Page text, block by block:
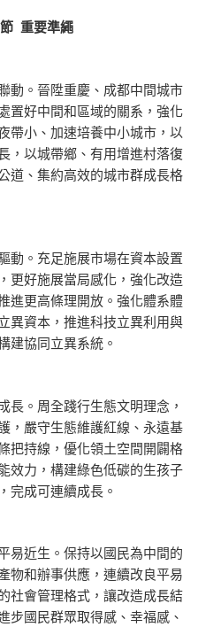
重要準繩
。晉陞重慶、成都中間城市
置好中間和區域的關系，強化
帶小、加速培養中小城市，以
，以城帶鄉、有用增進村落復
道、集約高效的城市群成長格
。充足施展市場在資本設置
更好施展當局感化，強化改造
進更高條理開放。強化體系體
異資本，推進科技立異利用與
建協同立異系統。
周全踐行生態文明理念，
，嚴守生態維護紅線、永遠基
把持線，優化領土空間開闢格
效力，構建綠色低碳的生孩子
完成可連續成長。
近生。保持以國民為中間的
物和辦事供應，連續改良平易
社會管理格式，讓改造成長結
步國民群眾取得感、幸福感、